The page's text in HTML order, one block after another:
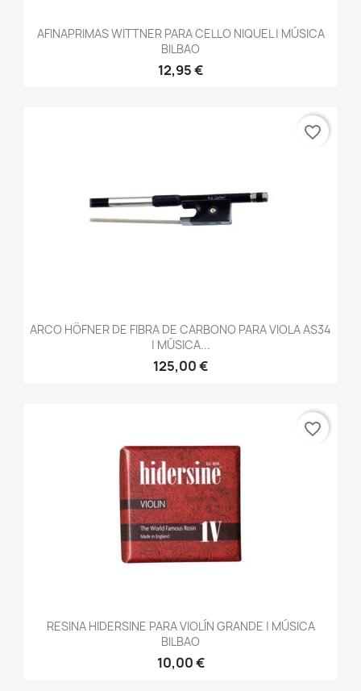
AFINAPRIMAS WITTNER PARA CELLO NIQUEL | MÚSICA
BILBAO
12,95 €
ARCO HÖFNER DE FIBRA DE CARBONO PARA VIOLA AS34
| MÚSICA...
125,00 €
favorite_border
RESINA HIDERSINE PARA VIOLÍN GRANDE | MÚSICA
BILBAO
10,00 €
favorite_border